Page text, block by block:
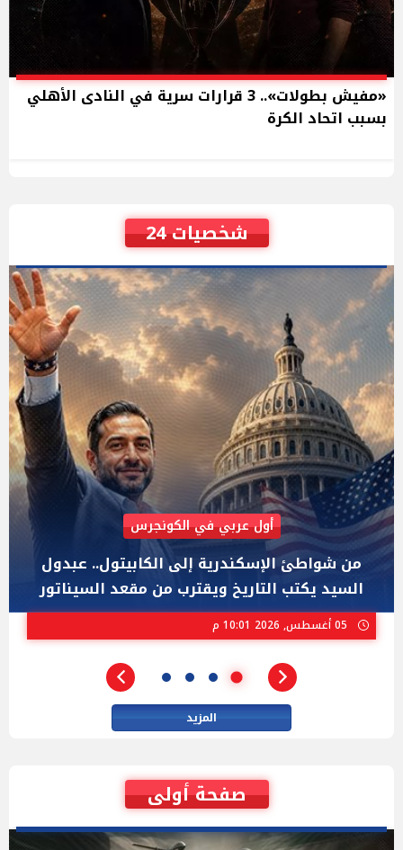
«مفيش بطولات».. 3 قرارات سرية في النادى الأهلي
بسبب اتحاد الكرة
شخصيات 24
AIPAC رصدت 30 مليون دولار لإضعافه
"عبد الرحمن السيد" المصري الذى يواجه "هايلي
ستيفنز" وإيباك الاسرائيلية بإنتخابات ميشيجان
المزيد
صفحة أولى